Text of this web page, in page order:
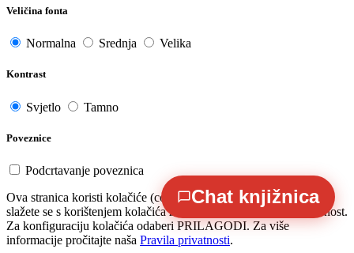
Veličina fonta
Normalna Srednja Velika
Kontrast
Svjetlo Tamno
Poveznice
Podcrtavanje poveznica
Chat knjižnica
Ova stranica koristi kolačiće (cookies). Odabirom PRIHVAĆAM
slažete se s korištenjem kolačića za koje je potrebna Vaša suglasnost.
Za konfiguraciju kolačića odaberi PRILAGODI. Za više
informacije pročitajte naša Pravila privatnosti.